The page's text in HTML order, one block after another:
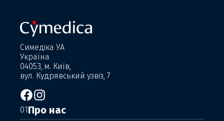
Симедіка УА
Україна
04053, м. Київ,
вул. Кудрявський узвіз, 7
01 Про нас